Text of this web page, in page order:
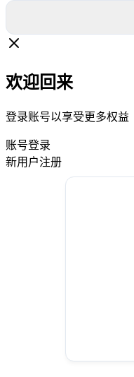
欢迎回来
登录账号以享受更多权益
账号登录
新用户注册